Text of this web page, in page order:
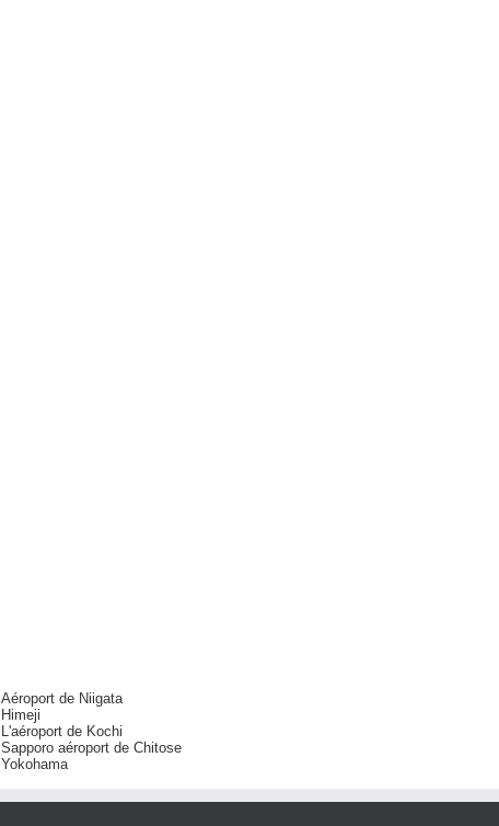
Aéroport de Niigata
Himeji
L'aéroport de Kochi
Sapporo aéroport de Chitose
Yokohama